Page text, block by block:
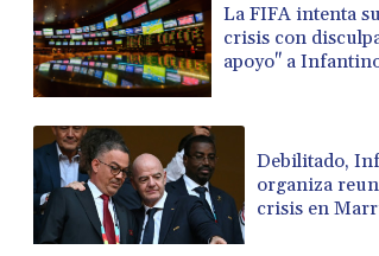
La FIFA intenta
crisis con
apoyo" a
Debilitado,
organiza
crisis en